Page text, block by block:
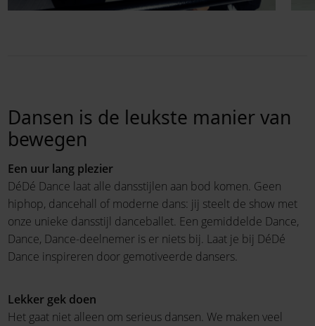
Dansen is de leukste manier van
bewegen
Een uur lang plezier
DéDé Dance laat alle dansstijlen aan bod komen. Geen
hiphop, dancehall of moderne dans: jij steelt de show met
onze unieke dansstijl danceballet. Een gemiddelde Dance,
Dance, Dance-deelnemer is er niets bij. Laat je bij DéDé
Dance inspireren door gemotiveerde dansers.
Lekker gek doen
Het gaat niet alleen om serieus dansen. We maken veel